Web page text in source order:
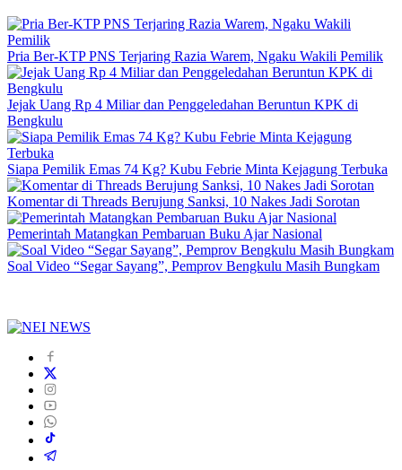
Pria Ber-KTP PNS Terjaring Razia Warem, Ngaku Wakili Pemilik
Jejak Uang Rp 4 Miliar dan Penggeledahan Beruntun KPK di
Bengkulu
Siapa Pemilik Emas 74 Kg? Kubu Febrie Minta Kejagung Terbuka
Komentar di Threads Berujung Sanksi, 10 Nakes Jadi Sorotan
Pemerintah Matangkan Pembaruan Buku Ajar Nasional
Soal Video “Segar Sayang”, Pemprov Bengkulu Masih Bungkam